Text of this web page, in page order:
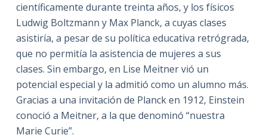
científicamente durante treinta años, y los físicos
Ludwig Boltzmann y Max Planck, a cuyas clases
asistiría, a pesar de su política educativa retrógrada,
que no permitía la asistencia de mujeres a sus
clases. Sin embargo, en Lise Meitner vió un
potencial especial y la admitió como un alumno más.
Gracias a una invitación de Planck en 1912, Einstein
conoció a Meitner, a la que denominó “nuestra
Marie Curie”.